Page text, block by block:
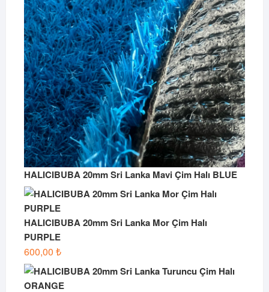
HALICIBUBA 20mm Sri Lanka Mavi Çim Halı BLUE
HALICIBUBA 20mm Sri Lanka Mor Çim Halı
PURPLE
600,00 ₺